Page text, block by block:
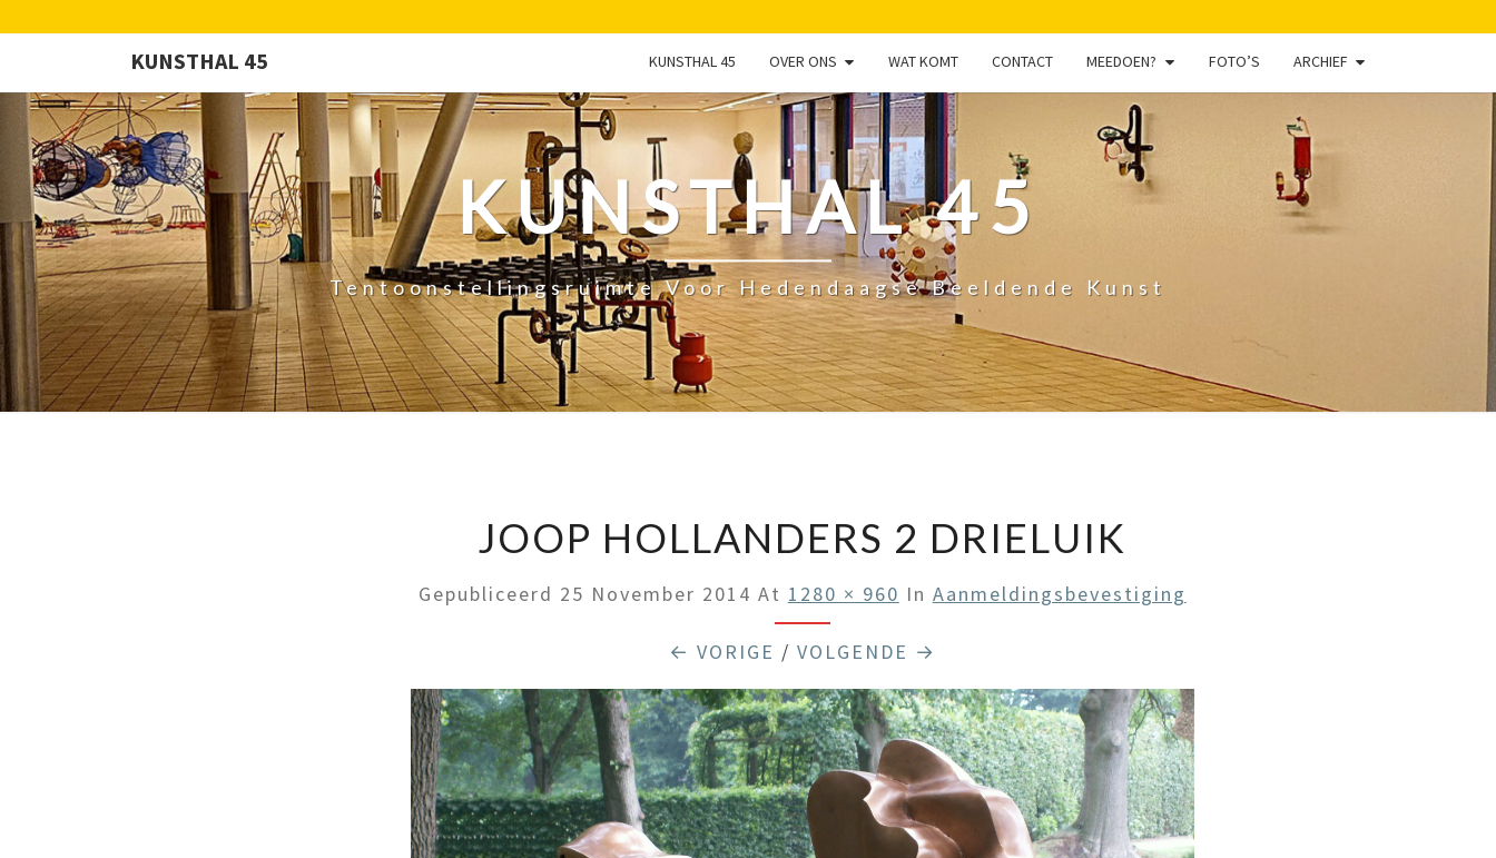
KUNSTHAL 45 KUNSTHAL 45 OVER ONS WAT KOMT CONTACT MEEDOEN? FOTO’S ARCHIEF
KUNSTHAL 45
Tentoonstellingsruimte Voor Hedendaagse Beeldende Kunst
JOOP HOLLANDERS 2 DRIELUIK
Gepubliceerd 25 November 2014 At 1280 × 960 In Aanmeldingsbevestiging
← VORIGE / VOLGENDE →